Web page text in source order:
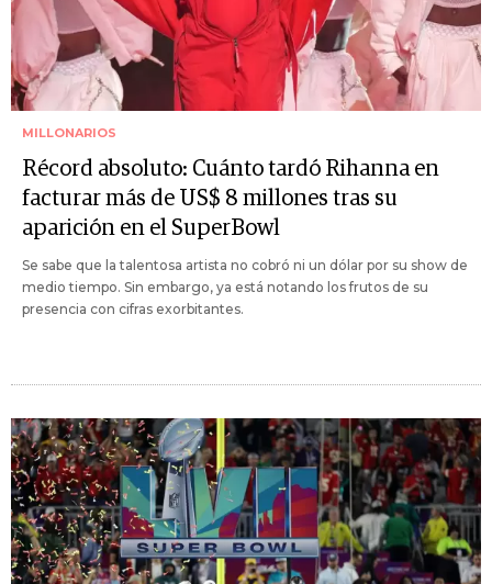
MILLONARIOS
Récord absoluto: Cuánto tardó Rihanna en
facturar más de US$ 8 millones tras su
aparición en el SuperBowl
Se sabe que la talentosa artista no cobró ni un dólar por su show de
medio tiempo. Sin embargo, ya está notando los frutos de su
presencia con cifras exorbitantes.